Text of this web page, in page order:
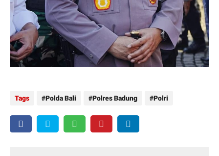
Tags Polda Bali Polres Badung Polri